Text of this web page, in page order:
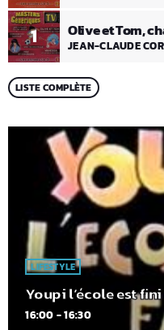
1 Olive et Tom,
JEAN-CLAUDE
LISTE COMPLÈTE
LIFESTYLE
Youpi l’école est fini
16:00 - 16:30